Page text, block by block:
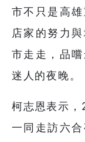
市不只是高
店家的努力
市走走，品
迷人的夜晚。
柯志恩表示，
一同走訪六